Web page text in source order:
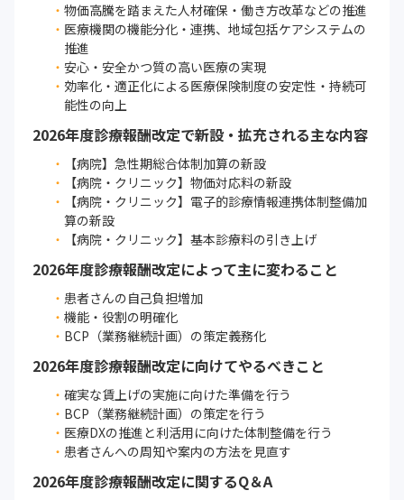
物価高騰を踏まえた人材確保・働き方改革などの推進
医療機関の機能分化・連携、地域包括ケアシステムの
推進
安心・安全かつ質の高い医療の実現
効率化・適正化による医療保険制度の安定性・持続可
能性の向上
2026年度診療報酬改定で新設・拡充される主な内容
【病院】急性期総合体制加算の新設
【病院・クリニック】物価対応料の新設
【病院・クリニック】電子的診療情報連携体制整備加
算の新設
【病院・クリニック】基本診療料の引き上げ
2026年度診療報酬改定によって主に変わること
患者さんの自己負担増加
機能・役割の明確化
BCP（業務継続計画）の策定義務化
2026年度診療報酬改定に向けてやるべきこと
確実な賃上げの実施に向けた準備を行う
BCP（業務継続計画）の策定を行う
医療DXの推進と利活用に向けた体制整備を行う
患者さんへの周知や案内の方法を見直す
2026年度診療報酬改定に関するQ＆A